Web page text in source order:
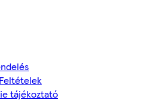
tájékoztató